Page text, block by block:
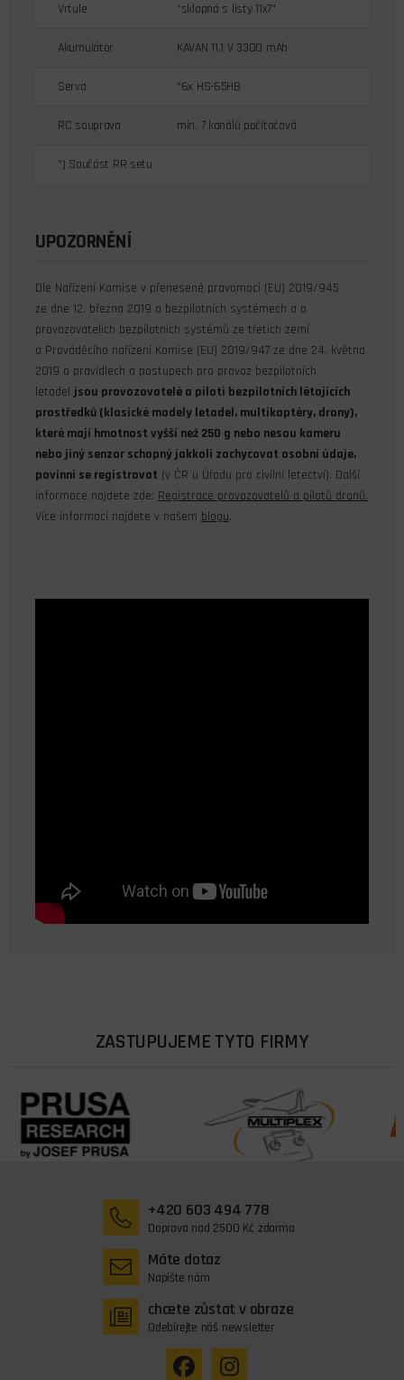
Vrtule *sklopná s listy 11x7"
Akumulátor KAVAN 11,1 V 3300 mAh
Serva *6x HS-65HB
RC souprava min. 7 kanálů počítačová
*) Součást RR setu
UPOZORNĚNÍ
Dle Nařízení Komise v přenesené pravomoci (EU) 2019/945
ze dne 12. března 2019 o bezpilotních systémech a o
provozovatelích bezpilotních systémů ze třetích zemí
a Prováděcího nařízení Komise (EU) 2019/947 ze dne 24. května
2019 o pravidlech a postupech pro provoz bezpilotních
letadel jsou provozovatelé a piloti bezpilotních létajících
prostředků (klasické modely letadel, multikoptéry, drony),
které mají hmotnost vyšší než 250 g nebo nesou kameru
nebo jiný senzor schopný jakkoli zachycovat osobní údaje,
povinni se registrovat(v ČR u Úřadu pro civilní letectví). Další
informace najdete zde: Registrace provozovatelů a pilotů dronů.
Více informací najdete v našem blogu.
ZASTUPUJEME TYTO FIRMY
+420 603 494 778
Doprava nad 2500 Kč zdarma
Máte dotaz
Napište nám
chcete zůstat v obraze
Odebírejte náš newsletter